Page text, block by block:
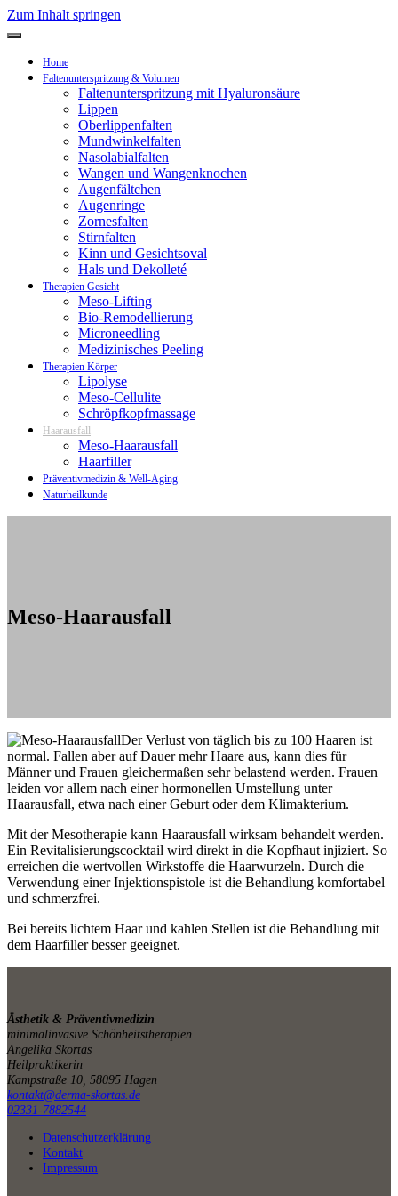
Zum Inhalt springen
Home
Faltenunterspritzung & Volumen
Faltenunterspritzung mit Hyaluronsäure
Lippen
Oberlippenfalten
Mundwinkelfalten
Nasolabialfalten
Wangen und Wangenknochen
Augenfältchen
Augenringe
Zornesfalten
Stirnfalten
Kinn und Gesichtsoval
Hals und Dekolleté
Therapien Gesicht
Meso-Lifting
Bio-Remodellierung
Microneedling
Medizinisches Peeling
Therapien Körper
Lipolyse
Meso-Cellulite
Schröpfkopfmassage
Haarausfall
Meso-Haarausfall
Haarfiller
Präventivmedizin & Well-Aging
Naturheilkunde
Meso-Haarausfall
Der Verlust von täglich bis zu 100 Haaren ist
normal. Fallen aber auf Dauer mehr Haare aus, kann dies für
Männer und Frauen gleichermaßen sehr belastend werden. Frauen
leiden vor allem nach einer hormonellen Umstellung unter
Haarausfall, etwa nach einer Geburt oder dem Klimakterium.
Mit der Mesotherapie kann Haarausfall wirksam behandelt werden.
Ein Revitalisierungscocktail wird direkt in die Kopfhaut injiziert. So
erreichen die wertvollen Wirkstoffe die Haarwurzeln. Durch die
Verwendung einer Injektionspistole ist die Behandlung komfortabel
und schmerzfrei.
Bei bereits lichtem Haar und kahlen Stellen ist die Behandlung mit
dem Haarfiller besser geeignet.
Ästhetik & Präventivmedizin
minimalinvasive Schönheitstherapien
Angelika Skortas
Heilpraktikerin
Kampstraße 10, 58095 Hagen
kontakt@derma-skortas.de
02331-7882544
Datenschutzerklärung
Kontakt
Impressum